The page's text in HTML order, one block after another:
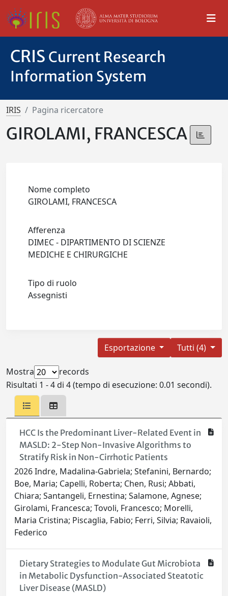
CRIS Current Research
Information System
IRIS Pagina ricercatore
GIROLAMI, FRANCESCA
Nome completo
GIROLAMI, FRANCESCA
Afferenza
DIMEC - DIPARTIMENTO DI SCIENZE
MEDICHE E CHIRURGICHE
Tipo di ruolo
Assegnisti
Tutti (4)
Esportazione
Mostra
records
Risultati 1 - 4 di 4 (tempo di esecuzione: 0.01 secondi).
HCC Is the Predominant Liver-Related Event in
MASLD: 2-Step Non-Invasive Algorithms to
Stratify Risk in Non-Cirrhotic Patients
2026 Indre, Madalina-Gabriela; Stefanini, Bernardo;
Boe, Maria; Capelli, Roberta; Chen, Rusi; Abbati,
Chiara; Santangeli, Ernestina; Salamone, Agnese;
Girolami, Francesca; Tovoli, Francesco; Morelli,
Maria Cristina; Piscaglia, Fabio; Ferri, Silvia; Ravaioli,
Federico
Dietary Strategies to Modulate Gut Microbiota
in Metabolic Dysfunction-Associated Steatotic
Liver Disease (MASLD)